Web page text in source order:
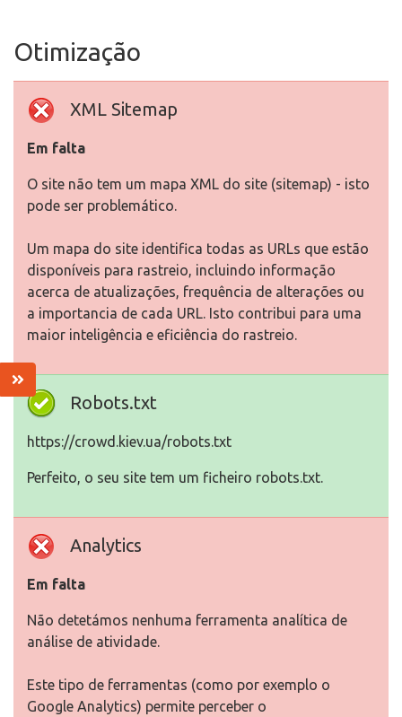
Otimização
XML Sitemap
Em falta
O site não tem um mapa XML do site (sitemap) - isto
pode ser problemático.
Um mapa do site identifica todas as URLs que estão
disponíveis para rastreio, incluindo informação
acerca de atualizações, frequência de alterações ou
a importancia de cada URL. Isto contribui para uma
maior inteligência e eficiência do rastreio.
Robots.txt
https://crowd.kiev.ua/robots.txt
Perfeito, o seu site tem um ficheiro robots.txt.
Analytics
Em falta
Não detetámos nenhuma ferramenta analítica de
análise de atividade.
Este tipo de ferramentas (como por exemplo o
Google Analytics) permite perceber o